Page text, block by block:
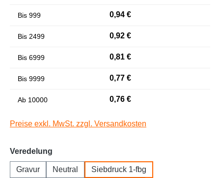
Bis 999 0,94 €
Bis 2499 0,92 €
Bis 6999 0,81 €
Bis 9999 0,77 €
Ab 10000 0,76 €
Preise exkl. MwSt. zzgl. Versandkosten
Veredelung
Gravur Neutral
Siebdruck 1-fbg